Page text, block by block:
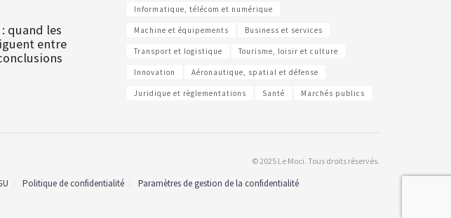
quand les
entre
Informatique, télécom et numérique
Machine et équipements Business et services
Transport et logistique Tourisme, loisir et culture
Innovation Aéronautique, spatial et défense
Juridique et règlementations Santé Marchés publics
© 2025 Le Moci. Tous droits réservés.
Politique de confidentialité Paramètres de gestion de la confidentialité